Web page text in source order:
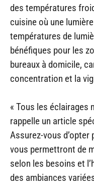
des températures
cuisine où une
températures de
bénéfiques pour les
bureaux à domicile,
concentration et la
« Tous les éclairages
rappelle un article
Assurez-vous
vous permettront de
selon les besoins et
des ambiances